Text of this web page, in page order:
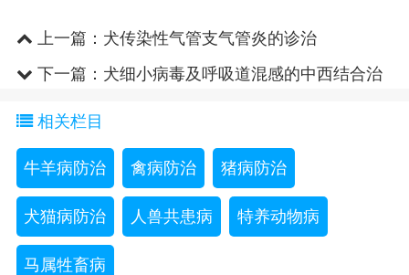
上一篇： 犬传染性气管支气管炎的诊治
下一篇： 犬细小病毒及呼吸道混感的中西结合治
相关栏目
牛羊病防治 禽病防治 猪病防治
犬猫病防治 人兽共患病 特养动物病
马属牲畜病